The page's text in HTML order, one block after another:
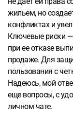
жильем, но
конфликтах и
Ключевые риски —
при ее отказе
продаже. Для
пользования с
Надеюсь, мой
еще вопросы, с
личном чате.